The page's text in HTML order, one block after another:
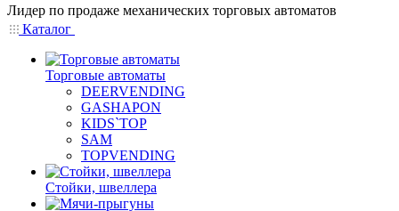
Лидер по продаже механических торговых автоматов
Каталог
Торговые автоматы
DEERVENDING
GASHAPON
KIDS`TOP
SAM
TOPVENDING
Стойки, швеллера